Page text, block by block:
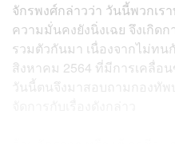
จักรพงศ์กล่าวว่า วันนี้พวกเร
ความมั่นคงยังนิ่งเฉย จึงเกิด
รวมตัวกันมา เนื่องจากไม่ท
สิงหาคม 2564 ที่มีการเคลื่อ
วันนี้ตนจึงมาสอบถามกองทัพ